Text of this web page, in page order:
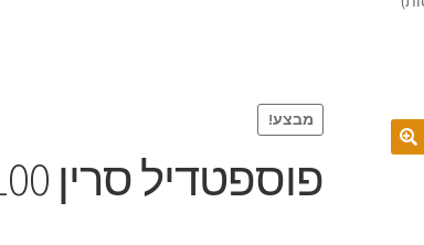
מבצע!
פוספטדיל סרין 100 מ"ג (60 כמוסות)